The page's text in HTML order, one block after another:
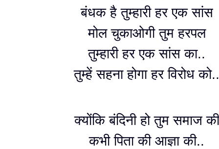
बंधक है तुम्हारी हर एक सांस
मोल चुकाओगी तुम हरपल
तुम्हारी हर एक सांस का..
तुम्हें सहना होगा हर विरोध को..
क्योंकि बंदिनी हो तुम समाज की
कभी पिता की आज्ञा की..